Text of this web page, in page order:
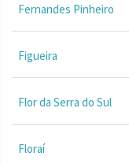
Fernandes Pinheiro
Figueira
Flor da Serra do Sul
Floraí